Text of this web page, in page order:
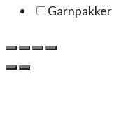
Garnpakker